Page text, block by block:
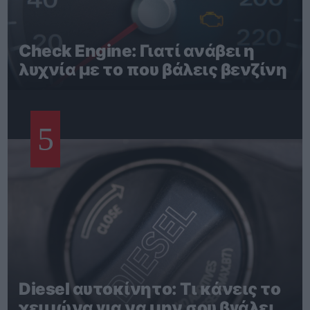
Check Engine: Γιατί ανάβει η
λυχνία με το που βάλεις βενζίνη
5
Diesel αυτοκίνητο: Τι κάνεις το